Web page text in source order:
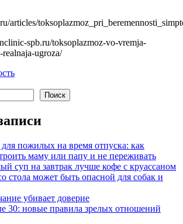
articles/
spb.ru/toksoplazmoz-vo-vremja-
ugroza/
Поиск
пожилых на время отпуска: как
маму или папу и не переживать
суп на завтрак лучше кофе с круассаном
стола может быть опасной для собак и
убивает доверие
30: новые правила зрелых отношений